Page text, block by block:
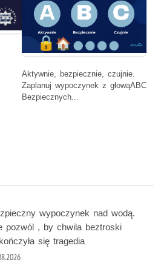
Aktywnie, bezpiecznie, czujnie.
Zaplanuj wypoczynek z głowąABC
Bezpiecznych...
wypoczynek nad wodą.
pozwól , by chwila beztroski
się tragedia